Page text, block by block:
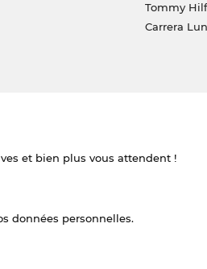
Tommy
Carrera
et bien plus vous attendent !
données personnelles.